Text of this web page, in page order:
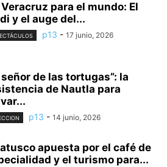
Veracruz para el mundo: El
y el auge del...
p13 - 17 junio, 2026
señor de las tortugas”: la
de Nautla para
p13 - 14 junio, 2026
apuesta por el café de
y el turismo para...